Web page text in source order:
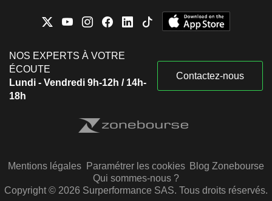
NOS EXPERTS À VOTRE
ÉCOUTE
Lundi - Vendredi 9h-12h / 14h-
18h
Contactez-nous
Mentions légales Paramétrer les cookies Blog Zonebourse
Qui sommes-nous ?
Copyright © 2026 Surperformance SAS. Tous droits réservés.